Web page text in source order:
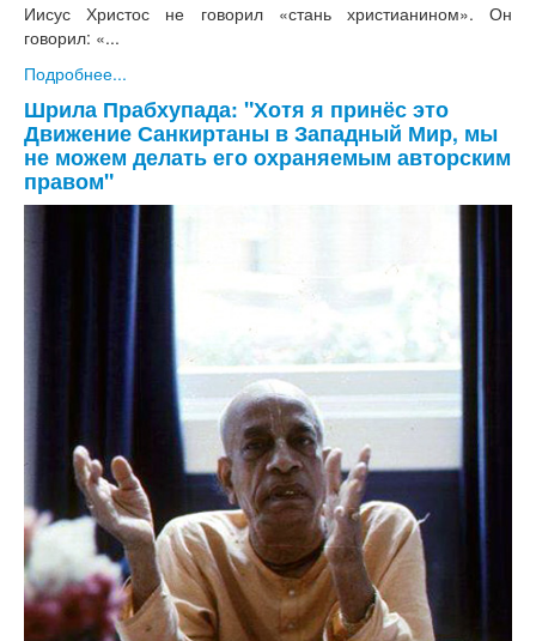
Иисус Христос не говорил «стань христианином». Он
говорил: «...
Подробнее...
Шрила Прабхупада: "Хотя я принёс это
Движение Санкиртаны в Западный Мир, мы
не можем делать его охраняемым авторским
правом"